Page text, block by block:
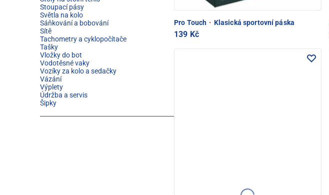
Stoupací pásy
Světla na kolo
Sáňkování a bobování
Sítě
Tachometry a cyklopočítače
Tašky
Vložky do bot
Vodotěsné vaky
Vozíky za kolo a sedačky
Vázání
Výplety
Údržba a servis
Šipky
Pro Touch · Klasická sportovní páska
139 Kč